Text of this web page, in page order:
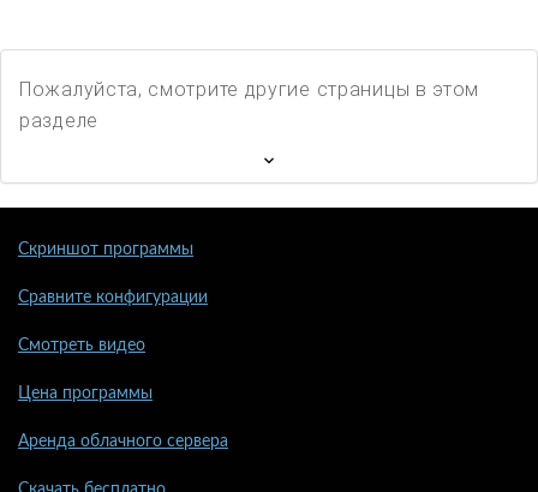
Пожалуйста, смотрите другие страницы в этом
разделе
Скриншот программы
Сравните конфигурации
Смотреть видео
Цена программы
Аренда облачного сервера